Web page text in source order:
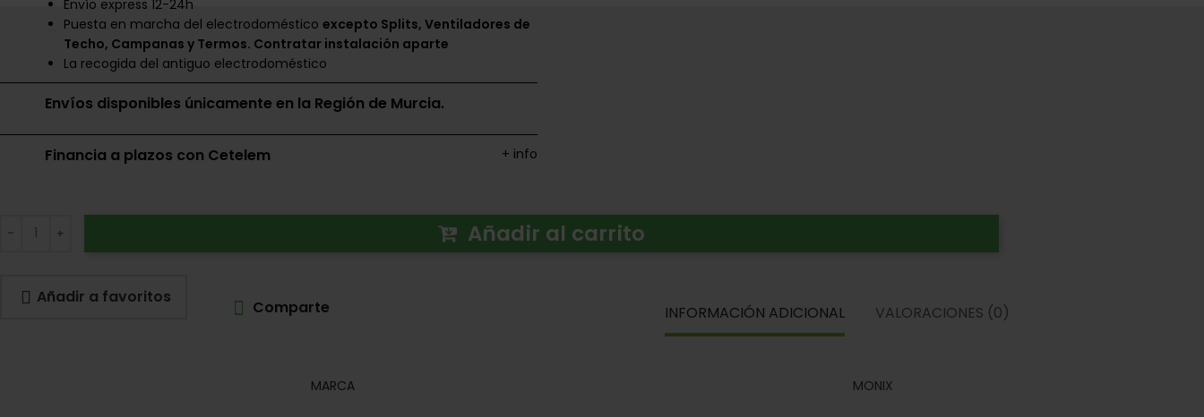
Envío express 12-24h
Puesta en marcha del electrodoméstico excepto Splits, Ventiladores de
Techo, Campanas y Termos. Contratar instalación aparte
La recogida del antiguo electrodoméstico
Envíos disponibles únicamente en la Región de Murcia.
Financia a plazos con Cetelem + info
Añadir al carrito
Añadir a favoritos
Comparte INFORMACIÓN ADICIONAL VALORACIONES (0)
MARCA MONIX